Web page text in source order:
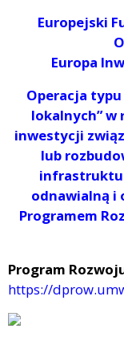
Europejski
Europa
Operacja
lokalnych” w
inwestycji
lub
odnawialną i
Programem
Program
https://